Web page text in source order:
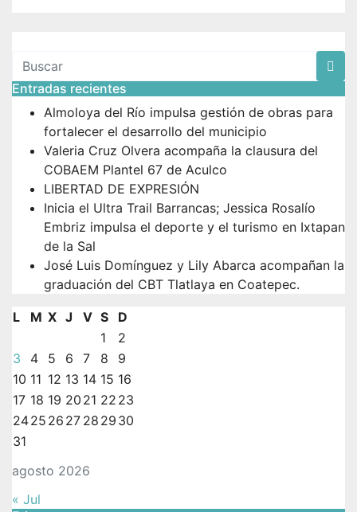
Entradas recientes
Almoloya del Río impulsa gestión de obras para
fortalecer el desarrollo del municipio
Valeria Cruz Olvera acompaña la clausura del
COBAEM Plantel 67 de Aculco
LIBERTAD DE EXPRESIÓN
Inicia el Ultra Trail Barrancas; Jessica Rosalío
Embriz impulsa el deporte y el turismo en Ixtapan
de la Sal
José Luis Domínguez y Lily Abarca acompañan la
graduación del CBT Tlatlaya en Coatepec.
agosto 2026
L M X J V S
D
1
2
3
4 5 6 7 8
9
10 11 12 13 14 15 16
17 18 19 20 21 22 23
2425 26 27 28 29 30
31
« Jul